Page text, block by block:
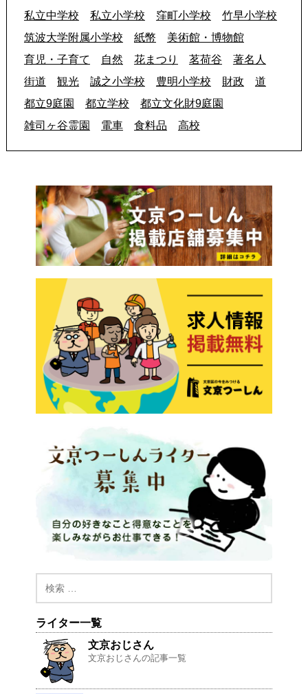
私立中学校
私立小学校 窪町小学校
竹早小学校
筑波大学附属小学校
紙幣
美術館・博物館
育児・子育て
自然 花まつり 茗荷谷
著名人
街道
観光 誠之小学校 豊明小学校 財政
道
都立9庭園
都立学校
都立文化財9庭園
雑司ヶ谷霊園
電車 食料品 高校
ライター一覧
文京おじさん
文京おじさんの記事一覧